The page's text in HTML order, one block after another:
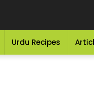
Urdu Recipes